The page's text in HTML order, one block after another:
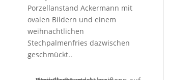
Porzellanstand Ackermann mit
ovalen Bildern und einem
weihnachtlichen
Stechpalmenfries dazwischen
geschmückt..